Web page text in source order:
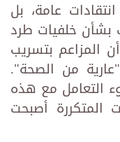
عامة، بل
بشأن خلفيات طرد
المزاعم بتسريب
من الصحة".
التعامل مع هذه
المتكررة أصبحت